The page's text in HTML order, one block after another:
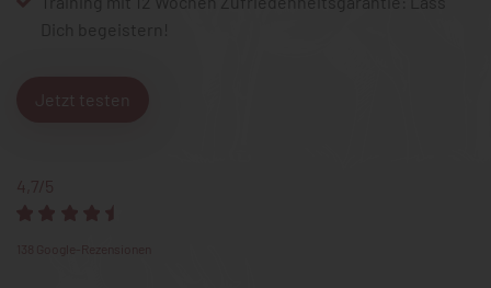
Jetzt testen